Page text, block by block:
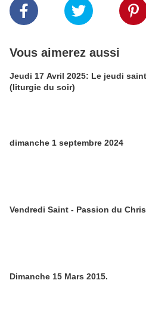
Vous aimerez aussi
Jeudi 17 Avril 2025: Le jeudi saint
(liturgie du soir)
dimanche 1 septembre 2024
Vendredi Saint - Passion du
Dimanche 15 Mars 2015.